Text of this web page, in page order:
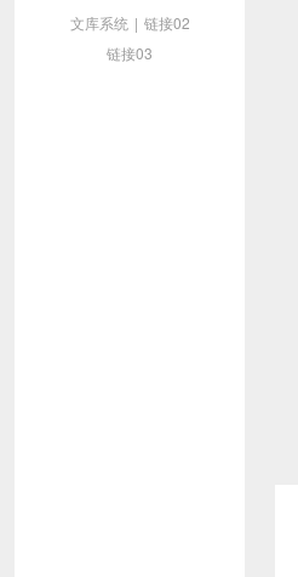
文库系统 | 链接02
链接03